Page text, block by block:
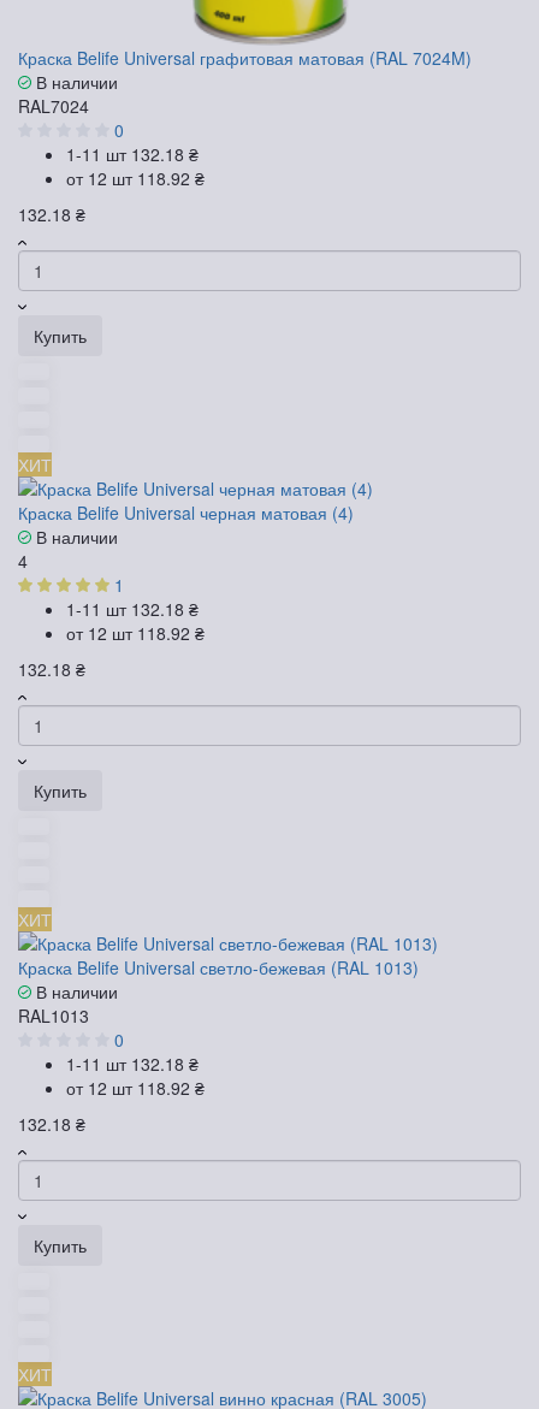
Краска Belife Universal графитовая матовая (RAL 7024M)
В наличии
RAL7024
0
1-11 шт 132.18 ₴
от 12 шт 118.92 ₴
132.18 ₴
Купить
ХИТ
Краска Belife Universal черная матовая (4)
В наличии
4
1
1-11 шт 132.18 ₴
от 12 шт 118.92 ₴
132.18 ₴
Купить
ХИТ
Краска Belife Universal светло-бежевая (RAL 1013)
В наличии
RAL1013
0
1-11 шт 132.18 ₴
от 12 шт 118.92 ₴
132.18 ₴
Купить
ХИТ